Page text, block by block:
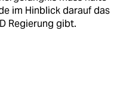
im Hinblick darauf das
Regierung gibt.